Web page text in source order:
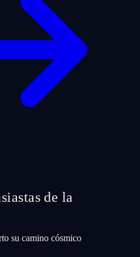
de la
su camino cósmico